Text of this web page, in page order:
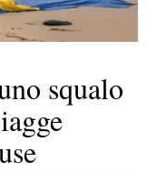
squalo